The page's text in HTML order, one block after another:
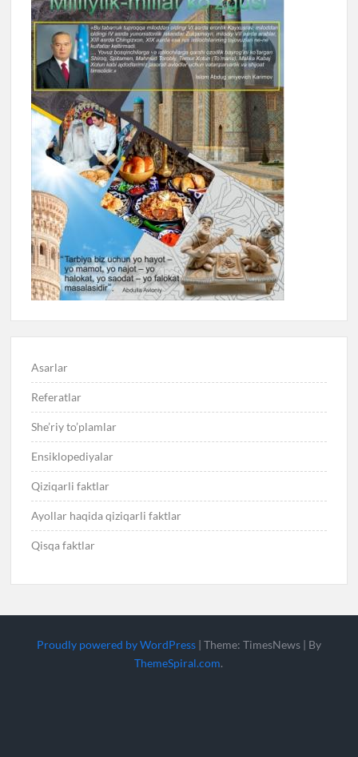
Asarlar
Referatlar
She’riy to’plamlar
Ensiklopediyalar
Qiziqarli faktlar
Ayollar haqida qiziqarli faktlar
Qisqa faktlar
Proudly powered by WordPress | Theme: TimesNews | By
ThemeSpiral.com.